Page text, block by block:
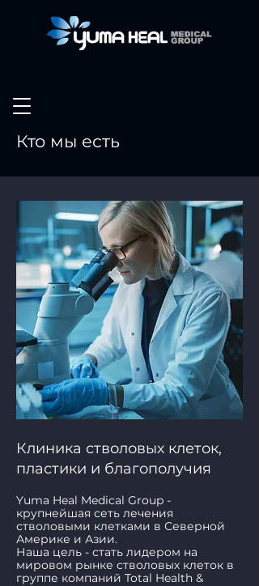
Кто мы есть
Клиника стволовых клеток,
пластики и благополучия
Yuma Heal Medical Group -
крупнейшая сеть лечения
стволовыми клетками в Северной
Америке и Азии.
Наша цель - стать лидером на
мировом рынке стволовых клеток в
группе компаний Total Health &